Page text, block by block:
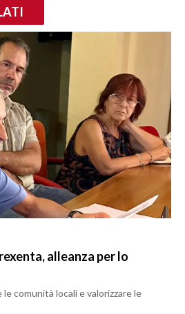
alleanza per lo
comunità locali e valorizzare le